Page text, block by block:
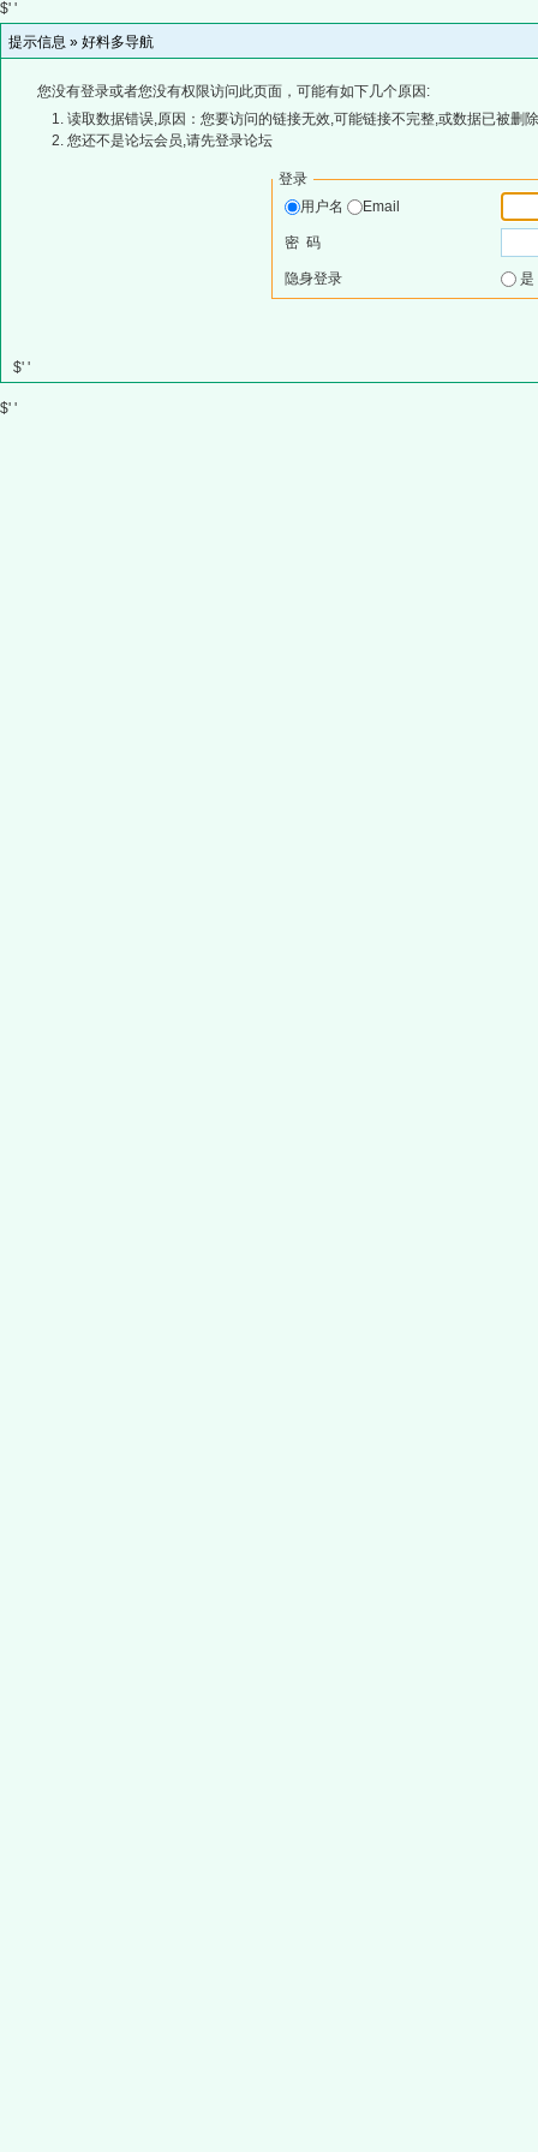
$' '
提示信息 » 好料多导航
您没有登录或者您没有权限访问此页面，可能有如下几个原因:
读取数据错误,原因：您要访问的链接无效,可能链接不完整,或数据已被删
您还不是论坛会员,请先登录论坛
登录
用户名
Email
密 码
隐身登录
$' '
$' '